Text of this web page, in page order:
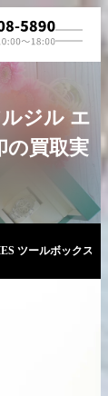
ジル エ
の買取実
ツールボックス